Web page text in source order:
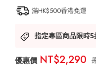
滿HK$500香港免運
指定專區商品限時5
NT$2,290